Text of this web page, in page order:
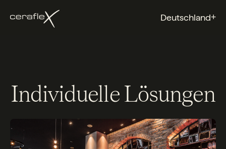
Deutschland+
Individuelle Lösungen